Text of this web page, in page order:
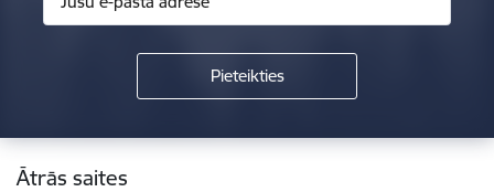
Kājene
Ātrās saites